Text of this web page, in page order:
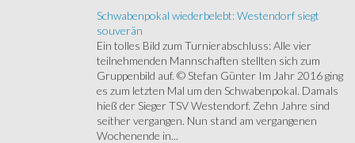
Schwabenpokal wiederbelebt: Westendorf siegt
souverän
Ein tolles Bild zum Turnierabschluss: Alle vier
teilnehmenden Mannschaften stellten sich zum
Gruppenbild auf. © Stefan Günter Im Jahr 2016 ging
es zum letzten Mal um den Schwabenpokal. Damals
hieß der Sieger TSV Westendorf. Zehn Jahre sind
seither vergangen. Nun stand am vergangenen
Wochenende in...